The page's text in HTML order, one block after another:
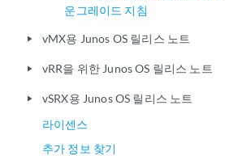
운그레이드 지침
play_arrow vMX용 Junos OS 릴리스 노트
play_arrow vRR을 위한 Junos OS 릴리스 노트
play_arrow
vSRX용 Junos OS 릴리스 노트
라이센스
추가 정보 찾기